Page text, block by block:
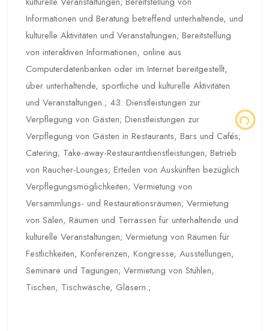
Informationen und Beratung betreffend unterhaltende, und
kulturelle Aktivitäten und Veranstaltungen; Bereitstellung
von interaktiven Informationen, online aus
Computerdatenbanken oder im Internet bereitgestellt,
über unterhaltende, sportliche und kulturelle Aktivitäten
und Veranstaltungen.; 43: Dienstleistungen zur
Verpflegung von Gästen; Dienstleistungen zur
Verpflegung von Gästen in Restaurants, Bars und Cafés;
Catering; Take-away-Restaurantdienstleistungen; Betrieb
von Raucher-Lounges; Erteilen von Auskünften bezüglich
Verpflegungsmöglichkeiten; Vermietung von
Versammlungs- und Restaurationsräumen; Vermietung
von Sälen, Räumen und Terrassen für unterhaltende und
kulturelle Veranstaltungen; Vermietung von Räumen für
Festlichkeiten, Konferenzen, Kongresse, Ausstellungen,
Seminare und Tagungen; Vermietung von Stühlen,
Tischen, Tischwäsche, Gläsern.;